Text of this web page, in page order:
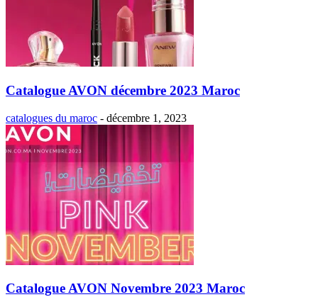
Catalogue AVON décembre 2023 Maroc
catalogues du maroc - décembre 1, 2023
Catalogue AVON Novembre 2023 Maroc